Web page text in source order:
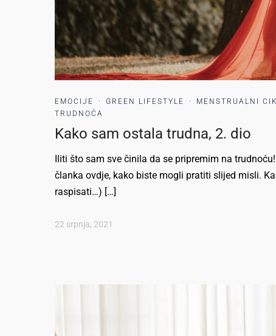
EMOCIJE · GREEN LIFESTYLE · MENSTRUALNI
TRUDNOĆA
Kako sam ostala trudna, 2. dio
Iliti što sam sve činila da se pripremim na
članka ovdje, kako biste mogli pratiti slijed misli.
raspisati…) […]
22 srpnja, 2021